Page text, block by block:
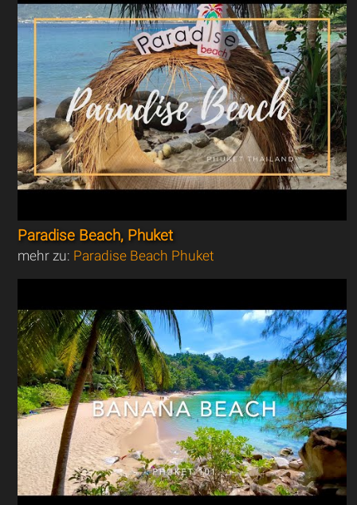
Paradise Beach, Phuket
mehr zu: Paradise Beach Phuket